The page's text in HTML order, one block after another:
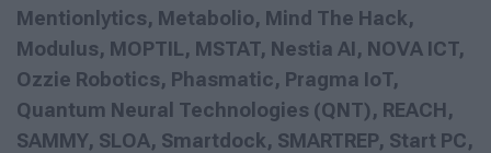
Mentionlytics, Metabolio, Mind The Hack,
Modulus, MOPTIL, MSTAT, Nestia AI, NOVA ICT,
Ozzie Robotics, Phasmatic, Pragma IoT,
Quantum Neural Technologies (QNT), REACH,
SAMMY, SLOA, Smartdock, SMARTREP, Start PC,